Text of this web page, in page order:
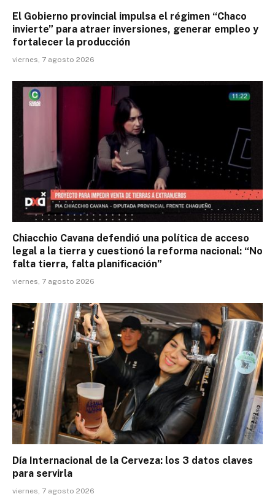
El Gobierno provincial impulsa el régimen “Chaco
invierte” para atraer inversiones, generar empleo y
fortalecer la producción
viernes, 7 agosto 2026
Chiacchio Cavana defendió una política de acceso
legal a la tierra y cuestionó la reforma nacional: “No
falta tierra, falta planificación”
viernes, 7 agosto 2026
Día Internacional de la Cerveza: los 3 datos claves
para servirla
viernes, 7 agosto 2026